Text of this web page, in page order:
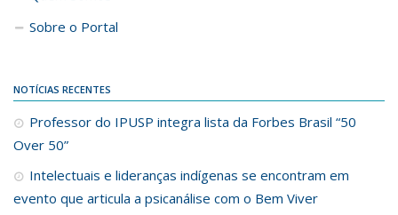
Sobre o Portal
NOTÍCIAS RECENTES
Professor do IPUSP integra lista da Forbes Brasil “50
Over 50”
Intelectuais e lideranças indígenas se encontram em
evento que articula a psicanálise com o Bem Viver